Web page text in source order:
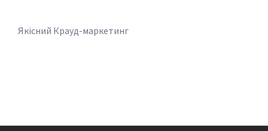
Якісний Крауд-маркетинг